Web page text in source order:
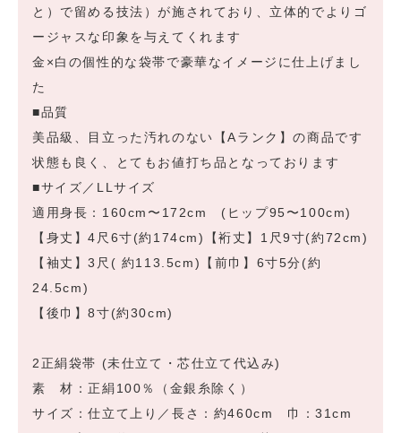
と）で留める技法）が施されており、立体的でよりゴ
ージャスな印象を与えてくれます
金×白の個性的な袋帯で豪華なイメージに仕上げまし
た
■品質
美品級、目立った汚れのない【Aランク】の商品です
状態も良く、とてもお値打ち品となっております
■サイズ／LLサイズ
適用身長：160cm〜172cm (ヒップ95〜100cm)
【身丈】4尺6寸(約174cm)【裄丈】1尺9寸(約72cm)
【袖丈】3尺( 約113.5cm)【前巾】6寸5分(約
24.5cm)
【後巾】8寸(約30cm)
2正絹袋帯 (未仕立て・芯仕立て代込み)
素 材：正絹100％（金銀糸除く）
サイズ：仕立て上り／長さ：約460cm 巾：31cm